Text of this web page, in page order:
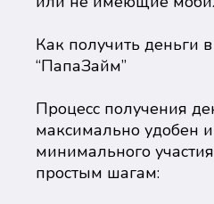
Как получить деньги
“ПапаЗайм”
Процесс получения
максимально удобен и
минимального
простым шагам: